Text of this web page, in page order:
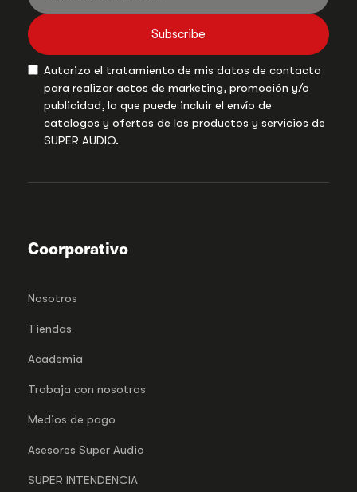
Subscribe
Autorizo el tratamiento de mis datos de contacto
para realizar actos de marketing, promoción y/o
publicidad, lo que puede incluir el envío de
catalogos y ofertas de los productos y servicios de
SUPER AUDIO.
Coorporativo
Nosotros
Tiendas
Academia
Trabaja con nosotros
Medios de pago
Asesores Super Audio
SUPER INTENDENCIA